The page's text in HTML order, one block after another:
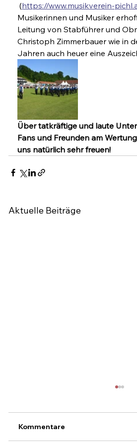
(https://www.musikverein-
Musikerinnen und Musiker
Leitung von Stabführer und
Christoph Zimmerbauer wie in
Jahren auch heuer eine
Über tatkräftige und laute
Fans und Freunden am
uns natürlich sehr freuen!
Aktuelle Beiträge
Kommentare